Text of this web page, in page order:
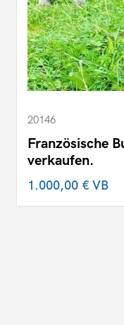
20146
Französische
verkaufen.
1.000,00 €VB